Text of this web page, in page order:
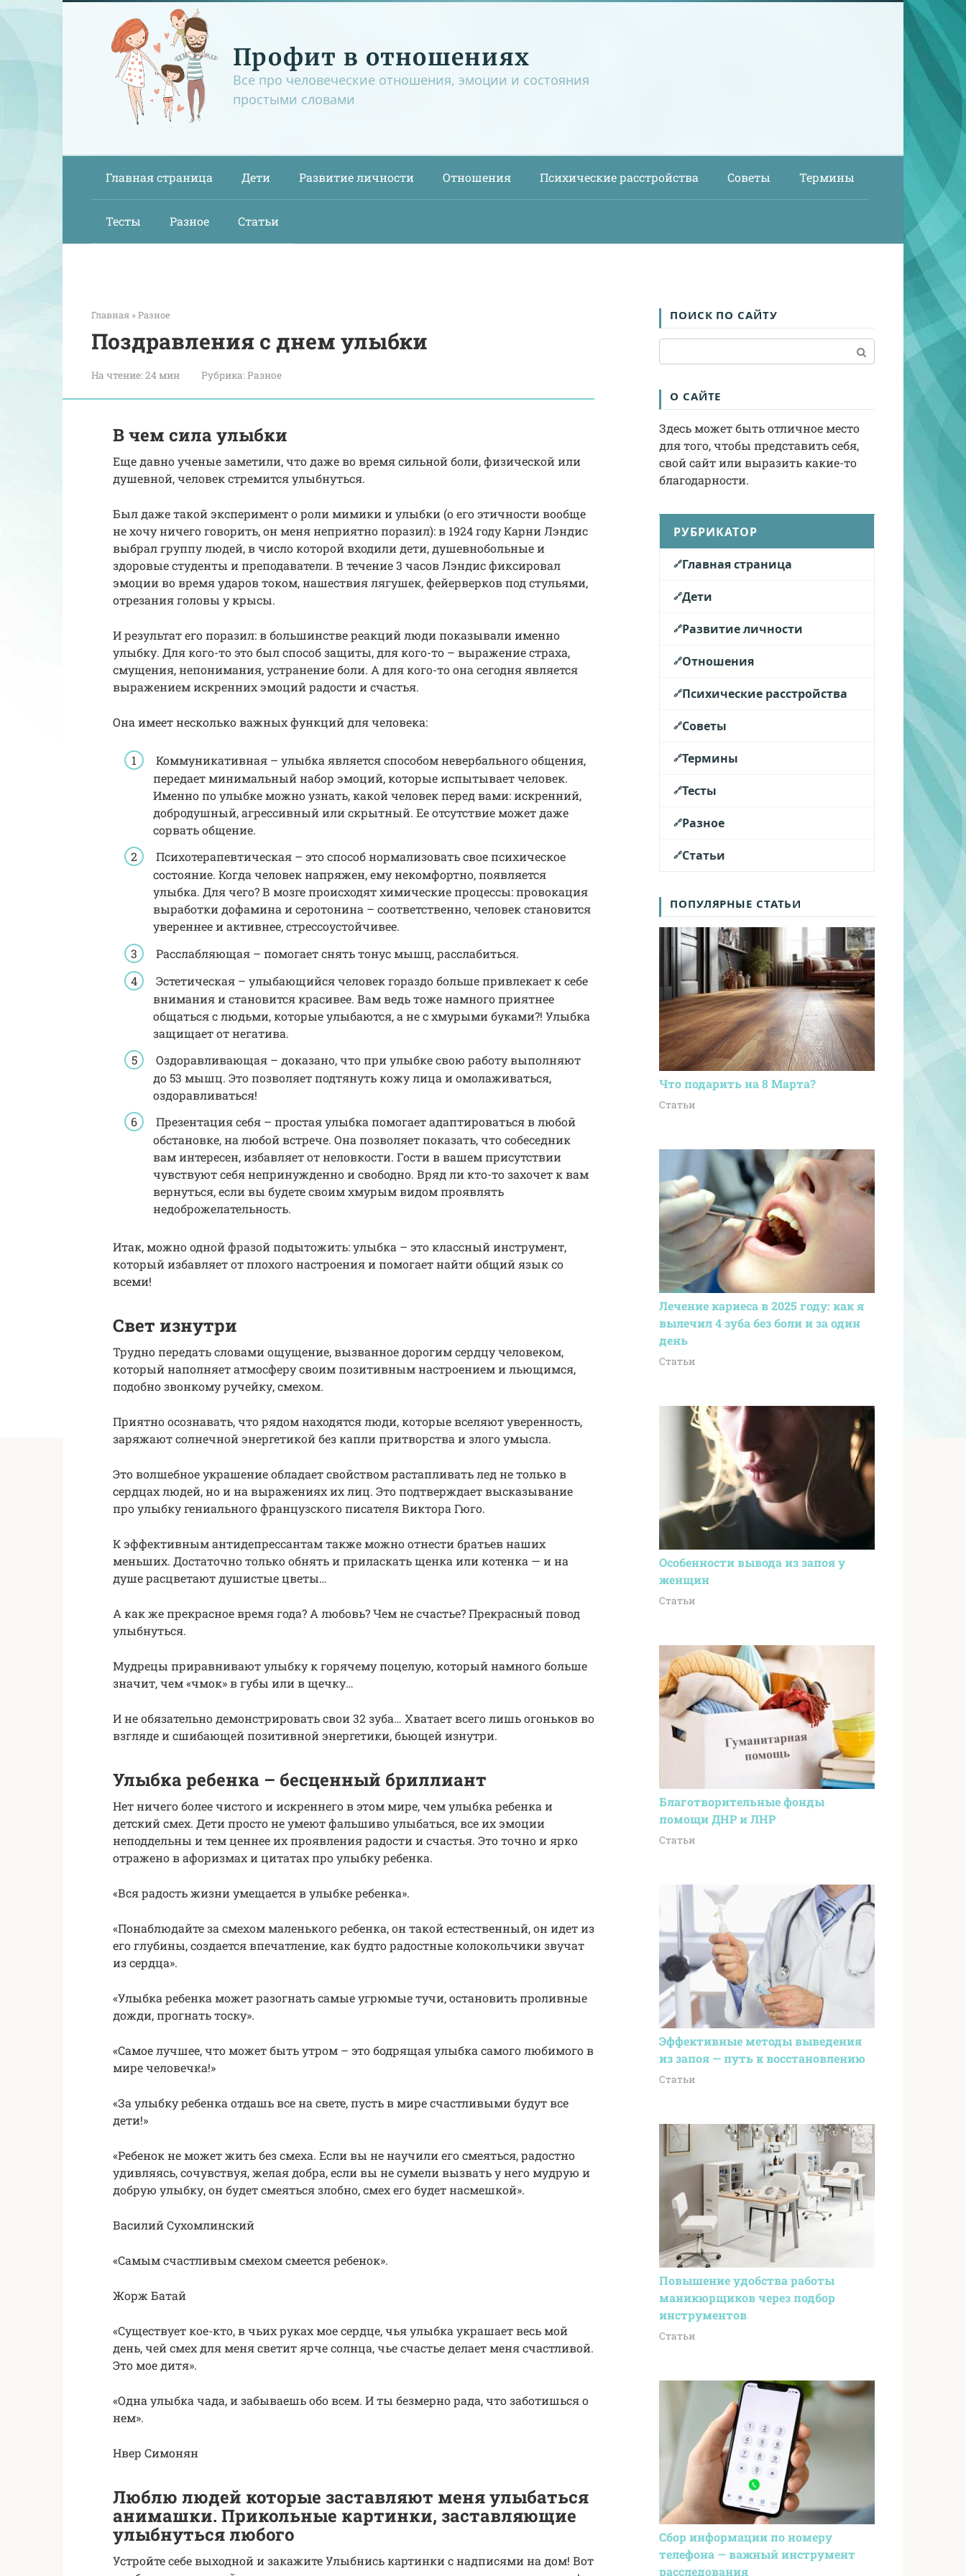
Перейти
Профит в отношениях
Все про человеческие отношения, эмоции и состояния
простыми словами
Главная страница Дети Развитие личности Отношения Психические расстройства Советы Термины
Тесты Разное Статьи
Главная »Разное
Поздравления с днем улыбки
На чтение:24 мин Рубрика:Разное
В чем сила улыбки
Еще давно ученые заметили, что даже во время сильной боли, физической или
душевной, человек стремится улыбнуться.
Был даже такой эксперимент о роли мимики и улыбки (о его этичности вообще
не хочу ничего говорить, он меня неприятно поразил): в 1924 году Карни Лэндис
выбрал группу людей, в число которой входили дети, душевнобольные и
здоровые студенты и преподаватели. В течение 3 часов Лэндис фиксировал
эмоции во время ударов током, нашествия лягушек, фейерверков под стульями,
отрезания головы у крысы.
И результат его поразил: в большинстве реакций люди показывали именно
улыбку. Для кого-то это был способ защиты, для кого-то – выражение страха,
смущения, непонимания, устранение боли. А для кого-то она сегодня является
выражением искренних эмоций радости и счастья.
Она имеет несколько важных функций для человека:
Коммуникативная – улыбка является способом невербального общения,
передает минимальный набор эмоций, которые испытывает человек.
Именно по улыбке можно узнать, какой человек перед вами: искренний,
добродушный, агрессивный или скрытный. Ее отсутствие может даже
сорвать общение.
Психотерапевтическая – это способ нормализовать свое психическое
состояние. Когда человек напряжен, ему некомфортно, появляется
улыбка. Для чего? В мозге происходят химические процессы: провокация
выработки дофамина и серотонина – соответственно, человек становится
увереннее и активнее, стрессоустойчивее.
Расслабляющая – помогает снять тонус мышц, расслабиться.
Эстетическая – улыбающийся человек гораздо больше привлекает к себе
внимания и становится красивее. Вам ведь тоже намного приятнее
общаться с людьми, которые улыбаются, а не с хмурыми буками?! Улыбка
защищает от негатива.
Оздоравливающая – доказано, что при улыбке свою работу выполняют
до 53 мышц. Это позволяет подтянуть кожу лица и омолаживаться,
оздоравливаться!
Презентация себя – простая улыбка помогает адаптироваться в любой
обстановке, на любой встрече. Она позволяет показать, что собеседник
вам интересен, избавляет от неловкости. Гости в вашем присутствии
чувствуют себя непринужденно и свободно. Вряд ли кто-то захочет к вам
вернуться, если вы будете своим хмурым видом проявлять
недоброжелательность.
Итак, можно одной фразой подытожить: улыбка – это классный инструмент,
который избавляет от плохого настроения и помогает найти общий язык со
всеми!
Свет изнутри
Трудно передать словами ощущение, вызванное дорогим сердцу человеком,
который наполняет атмосферу своим позитивным настроением и льющимся,
подобно звонкому ручейку, смехом.
Приятно осознавать, что рядом находятся люди, которые вселяют уверенность,
заряжают солнечной энергетикой без капли притворства и злого умысла.
Это волшебное украшение обладает свойством растапливать лед не только в
сердцах людей, но и на выражениях их лиц. Это подтверждает высказывание
про улыбку гениального французского писателя Виктора Гюго.
К эффективным антидепрессантам также можно отнести братьев наших
меньших. Достаточно только обнять и приласкать щенка или котенка — и на
душе расцветают душистые цветы…
А как же прекрасное время года? А любовь? Чем не счастье? Прекрасный повод
улыбнуться.
Мудрецы приравнивают улыбку к горячему поцелую, который намного больше
значит, чем «чмок» в губы или в щечку…
И не обязательно демонстрировать свои 32 зуба… Хватает всего лишь огоньков во
взгляде и сшибающей позитивной энергетики, бьющей изнутри.
Улыбка ребенка – бесценный бриллиант
Нет ничего более чистого и искреннего в этом мире, чем улыбка ребенка и
детский смех. Дети просто не умеют фальшиво улыбаться, все их эмоции
неподдельны и тем ценнее их проявления радости и счастья. Это точно и ярко
отражено в афоризмах и цитатах про улыбку ребенка.
«Вся радость жизни умещается в улыбке ребенка».
«Понаблюдайте за смехом маленького ребенка, он такой естественный, он идет из
его глубины, создается впечатление, как будто радостные колокольчики звучат
из сердца».
«Улыбка ребенка может разогнать самые угрюмые тучи, остановить проливные
дожди, прогнать тоску».
«Самое лучшее, что может быть утром – это бодрящая улыбка самого любимого в
мире человечка!»
«За улыбку ребенка отдашь все на свете, пусть в мире счастливыми будут все
дети!»
«Ребенок не может жить без смеха. Если вы не научили его смеяться, радостно
удивляясь, сочувствуя, желая добра, если вы не сумели вызвать у него мудрую и
добрую улыбку, он будет смеяться злобно, смех его будет насмешкой».
Василий Сухомлинский
«Самым счастливым смехом смеется ребенок».
Жорж Батай
«Существует кое-кто, в чьих руках мое сердце, чья улыбка украшает весь мой
день, чей смех для меня светит ярче солнца, чье счастье делает меня счастливой.
Это мое дитя».
«Одна улыбка чада, и забываешь обо всем. И ты безмерно рада, что заботишься о
нем».
Нвер Симонян
Люблю людей которые заставляют меня улыбаться
анимашки. Прикольные картинки, заставляющие
улыбнуться любого
Устройте себе выходной и закажите Улыбнись картинки с надписями на дом! Вот
ПОИСК ПО САЙТУ
О САЙТЕ
Здесь может быть отличное место
для того, чтобы представить себя,
свой сайт или выразить какие-то
благодарности.
РУБРИКАТОР
Главная страница
Дети
Развитие личности
Отношения
Психические расстройства
Советы
Термины
Тесты
Разное
Статьи
ПОПУЛЯРНЫЕ СТАТЬИ
Что подарить на 8 Марта?
Статьи
Лечение кариеса в 2025 году: как я
вылечил 4 зуба без боли и за один
день
Статьи
Особенности вывода из запоя у
женщин
Статьи
Благотворительные фонды
помощи ДНР и ЛНР
Статьи
Эффективные методы выведения
из запоя — путь к восстановлению
Статьи
Повышение удобства работы
маникюрщиков через подбор
инструментов
Статьи
Сбор информации по номеру
телефона — важный инструмент
расследования